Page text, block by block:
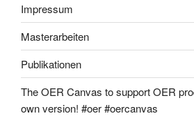
Impressum
Masterarbeiten
Publikationen
The OER Canvas to support OER
own version! #oer #oercanvas